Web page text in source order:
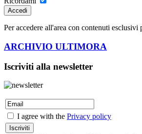
Accedi
Per accedere all'area con contenuti
ARCHIVIO ULTIMORA
Iscriviti alla newsletter
I agree with the Privacy policy